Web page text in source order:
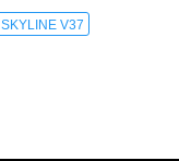
SKYLINE V37